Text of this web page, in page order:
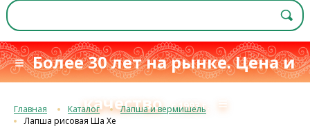
≡ Более 30 лет на рынке. Цена и
качествос 1993 г. ≡
Главная Каталог
Лапша и вермишель
Лапша рисовая Ша Хе